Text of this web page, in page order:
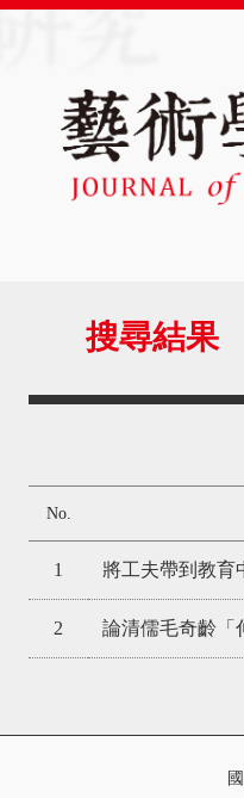
搜尋結果
No.
1 將工夫帶到教育
2 論清儒毛奇齡「